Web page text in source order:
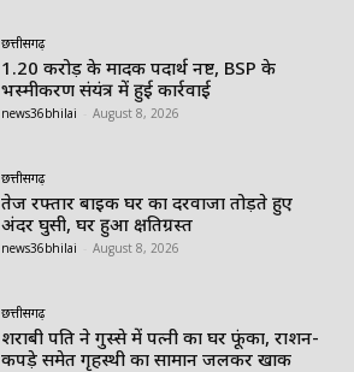
छत्तीसगढ़
1.20 करोड़ के मादक पदार्थ नष्ट, BSP के
भस्मीकरण संयंत्र में हुई कार्रवाई
news36bhilai August 8, 2026
छत्तीसगढ़
तेज रफ्तार बाइक घर का दरवाजा तोड़ते हुए
अंदर घुसी, घर हुआ क्षतिग्रस्त
news36bhilai August 8, 2026
छत्तीसगढ़
शराबी पति ने गुस्से में पत्नी का घर फूंका, राशन-
कपड़े समेत गृहस्थी का सामान जलकर खाक